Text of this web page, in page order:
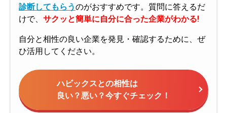
診断してもらうのがおすすめです。質問に答えるだ
けで、 サクッと簡単に自分に合った企業がわかる!
自分と相性の良い企業を発見・確認するために、ぜ
ひ活用してください。
ハビックスとの相性は
良い？悪い？今すぐチェック！